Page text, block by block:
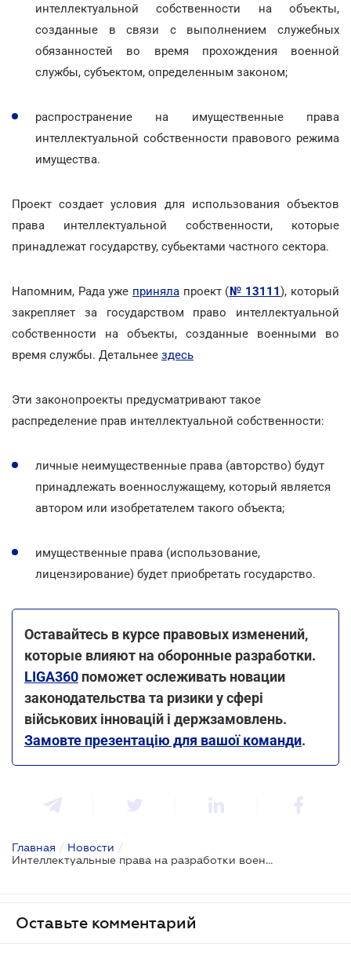
интеллектуальной собственности на объекты,
созданные в связи с выполнением служебных
обязанностей во время прохождения военной
службы, субъектом, определенным законом;
распространение на имущественные права
интеллектуальной собственности правового режима
имущества.
Проект создает условия для использования объектов
права интеллектуальной собственности, которые
принадлежат государству, субьектами частного сектора.
Напомним, Рада уже приняла проект (№ 13111), который
закрепляет за государством право интеллектуальной
собственности на объекты, созданные военными во
время службы. Детальнее здесь
Эти законопроекты предусматривают такое
распределение прав интеллектуальной собственности:
личные неимущественные права (авторство) будут
принадлежать военнослужащему, который является
автором или изобретателем такого объекта;
имущественные права (использование,
лицензирование) будет приобретать государство.
Оставайтесь в курсе правовых изменений,
которые влияют на оборонные разработки.
LIGA360 поможет ослеживать новации
законодательства та ризики у сфері
військових інновацій і держзамовлень.
Замовте презентацію для вашої команди.
Главная / Новости /
Интеллектуальные права на разработки военных: приняты изменения в ГК
Оставьте комментарий